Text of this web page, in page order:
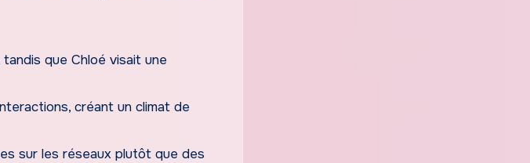
que Chloé visait une
créant un climat de
sur les réseaux plutôt que des